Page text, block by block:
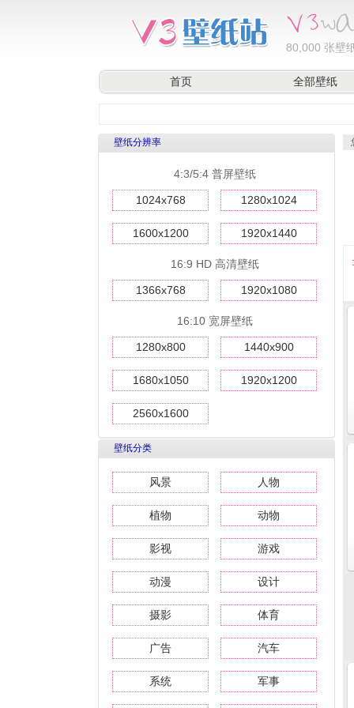
80,000 张壁
首页 全部壁纸
壁纸分辨率
4:3/5:4 普屏壁纸
1024x768 1280x1024
1600x1200 1920x1440
16:9 HD 高清壁纸
1366x768 1920x1080
16:10 宽屏壁纸
1280x800 1440x900
1680x1050 1920x1200
2560x1600
壁纸分类
风景 人物
植物 动物
影视 游戏
动漫 设计
摄影 体育
广告 汽车
系统 军事